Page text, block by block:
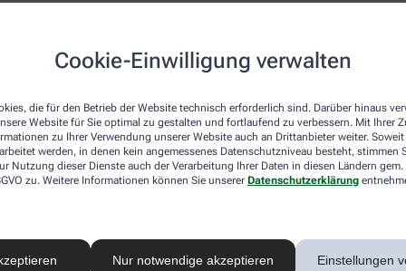
Cookie-Einwilligung verwalten
die für den Betrieb der Website technisch erforderlich sind. Darüber hinaus
Website für Sie optimal zu gestalten und fortlaufend zu verbessern. Mit Ihrer
zu Ihrer Verwendung unserer Website auch an Drittanbieter weiter. Soweit
werden, in denen kein angemessenes Datenschutzniveau besteht, stimmen
Nutzung dieser Dienste auch der Verarbeitung Ihrer Daten in diesen Ländern
zu. Weitere Informationen können Sie unserer Datenschutzerklärung
Nur notwendige akzeptieren Einstellungen
und Gelenke
unterstützen
Beschwerden effektiv lindert, sorgt die Wärmecreme für